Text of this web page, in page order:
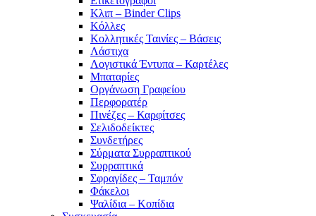
Κλιπ – Binder Clips
Κόλλες
Κολλητικές Ταινίες – Βάσεις
Λάστιχα
Λογιστικά Έντυπα – Καρτέλες
Μπαταρίες
Οργάνωση Γραφείου
Περφορατέρ
Πινέζες – Καρφίτσες
Σελιδοδείκτες
Συνδετήρες
Σύρματα Συρραπτικού
Συρραπτικά
Σφραγίδες – Ταμπόν
Φάκελοι
Ψαλίδια – Κοπίδια